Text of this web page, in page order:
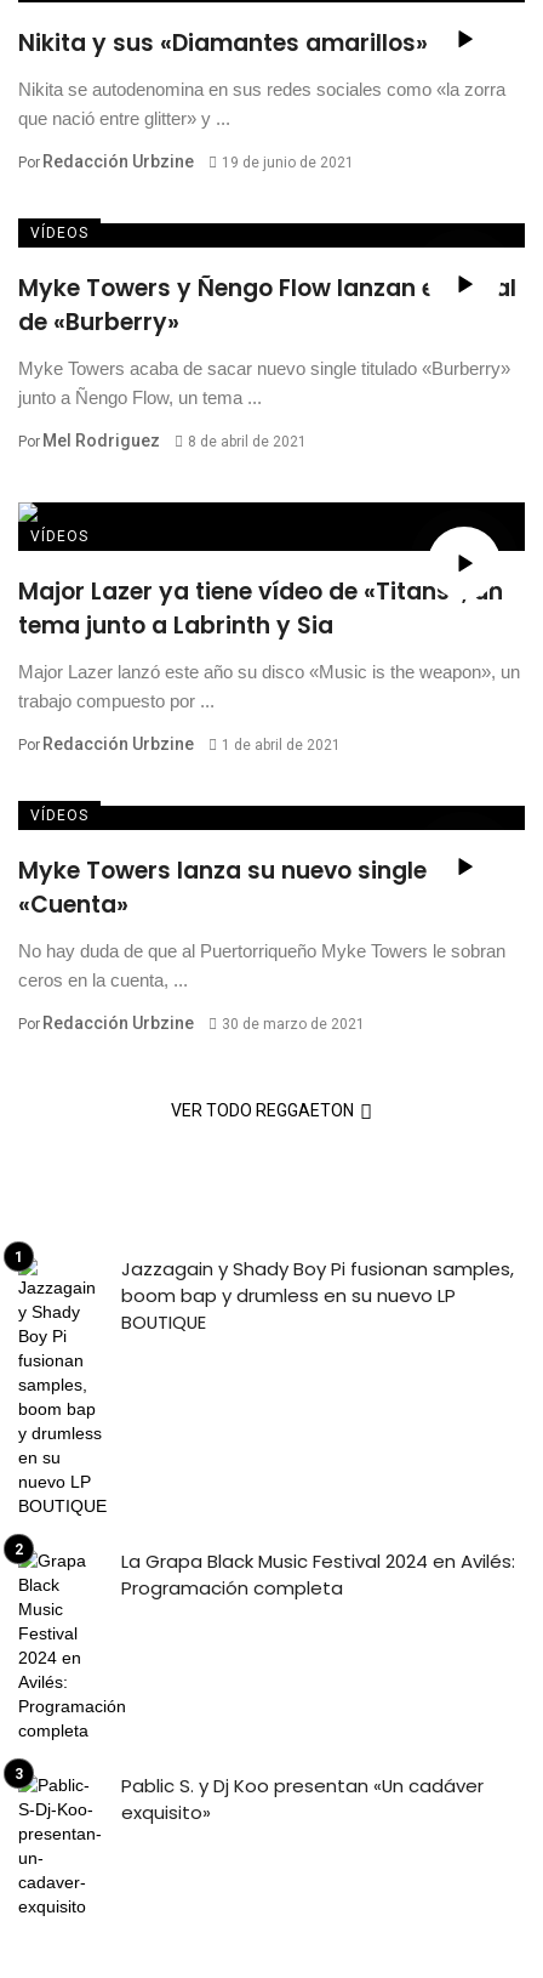
Nikita y sus «Diamantes amarillos»
Nikita se autodenomina en sus redes sociales como «la zorra
que nació entre glitter» y ...
Por Redacción Urbzine 19 de junio de 2021
VÍDEOS
Myke Towers y Ñengo Flow lanzan el visual
de «Burberry»
Myke Towers acaba de sacar nuevo single titulado «Burberry»
junto a Ñengo Flow, un tema ...
Por Mel Rodriguez 8 de abril de 2021
VÍDEOS
Major Lazer ya tiene vídeo de «Titans», un
tema junto a Labrinth y Sia
Major Lazer lanzó este año su disco «Music is the weapon», un
trabajo compuesto por ...
Por Redacción Urbzine 1 de abril de 2021
VÍDEOS
Myke Towers lanza su nuevo single
«Cuenta»
No hay duda de que al Puertorriqueño Myke Towers le sobran
ceros en la cuenta, ...
Por Redacción Urbzine 30 de marzo de 2021
VER TODO REGGAETON
Jazzagain y Shady Boy Pi fusionan samples,
boom bap y drumless en su nuevo LP
BOUTIQUE
La Grapa Black Music Festival 2024 en Avilés:
Programación completa
Pablic S. y Dj Koo presentan «Un cadáver
exquisito»